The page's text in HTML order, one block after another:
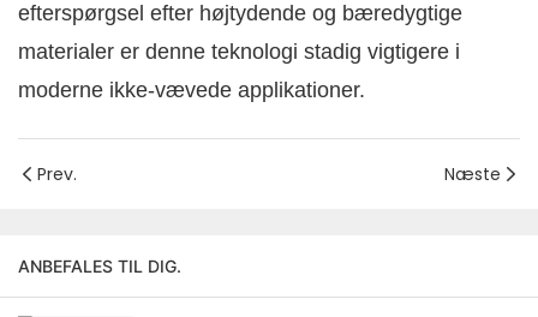
efterspørgsel efter højtydende og bæredygtige
materialer er denne teknologi stadig vigtigere i
moderne ikke-vævede applikationer.
Prev. Næste
ANBEFALES TIL DIG.